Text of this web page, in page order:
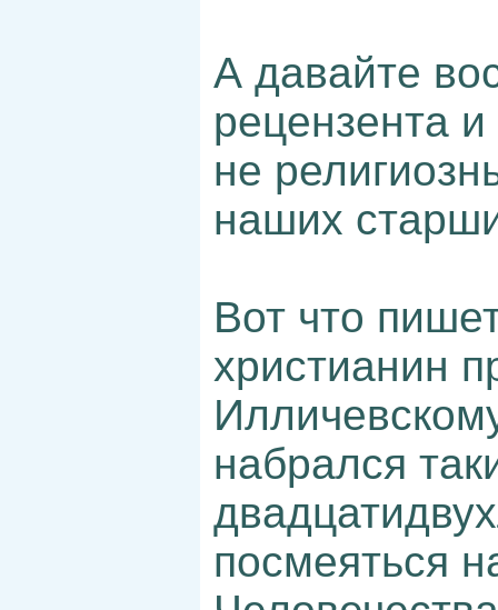
А давайте
рецензента
не
наших
Вот что
христианин
набрался
посмеяться